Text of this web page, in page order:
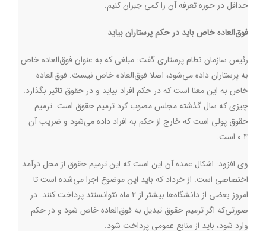
حداقل در حوزه تعرفه آن را کمی جبران کنیم.
فوق‌العاده خاص باید در حکم پرستاران بیاید
رئیس سازمان نظام پرستاری گفت: مبلغی که به عنوان فوق‌العاده خاص
به پرستاران داده می‌شود، اصلا فوق‌العاده خاص نیست. فوق‌العاده
خاص به این معنا است که در حکم افراد بیاید و در حقوق تاثیر بگذارد.
چیزی که سال گذشته مجلس مصوب کرد ترمیم حقوق است. ترمیم
حقوق پولی است که خارج از حکم به افراد داده می‌شود و ضریب آن
۰.۴ است.
وی افزود: اشکال عمده آن این است که این ترمیم حقوق از محل درآمد
اختصاصی است. از خرداد که باید این موضوع اجرا می‌شده است تا
امروز بعضی از دانشگاه‌ها بیشتر از ۲ ماه نتوانستند پرداخت کنند. در
صورتی‌که اگر ترمیم حقوق تبدیل به فوق‌العاده خاص شود و در حکم
وارد شود، باید از منابع عمومی پرداخت شود.